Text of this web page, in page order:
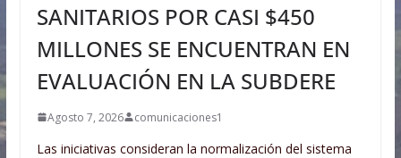
SANITARIOS POR CASI $450
MILLONES SE ENCUENTRAN EN
EVALUACIÓN EN LA SUBDERE
Agosto 7, 2026 comunicaciones1
Las iniciativas consideran la normalización del sistema